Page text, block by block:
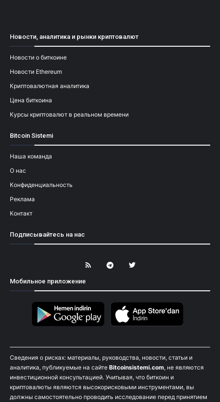
Новости, аналитика и рынки криптовалют
Новости о биткоине
Новости Ethereum
Криптовалютная аналитика
Цена биткоина
Курсы криптовалют в реальном времени
Bitcoin Sistemi
Наша команда
О нас
Конфиденциальность
Реклама
Контакт
Подписывайтесь на нас
Мобильное приложение
Сведения о рисках: материалы, руководства, новости, статьи и
аналитика, публикуемые на сайте Bitcoinsistemi.com, не являются
инвестиционной консультацией. Учитывая, что биткоин и
криптовалюты являются высокорисковыми инструментами, вы
должны самостоятельно проводить исследование перед принятием